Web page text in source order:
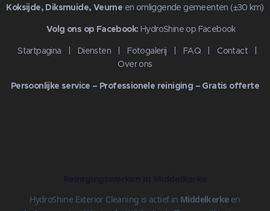
Koksijde, Diksmuide, Veurne en omliggende gemeenten (±30 km)
🔗Volg ons op Facebook: HydroShine op Facebook
Startpagina
| Diensten | Fotogalerij | FAQ | Contact
|
Over ons
Persoonlijke service – Professionele reiniging – Gratis offerte
HydroShine Exterior Cleaning is actief in Middelkerkeen